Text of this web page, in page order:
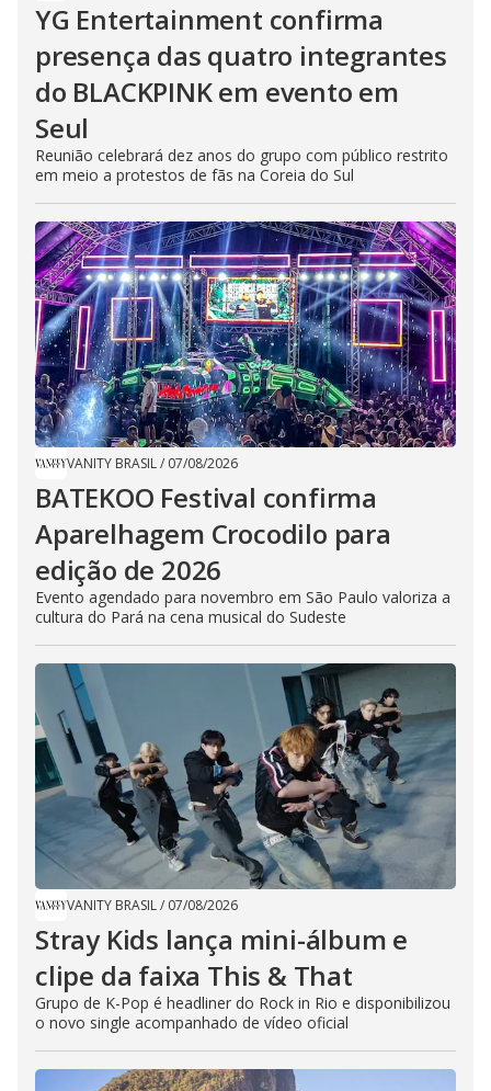
YG Entertainment confirma
presença das quatro integrantes
do BLACKPINK em evento em
Seul
Reunião celebrará dez anos do grupo com público restrito
em meio a protestos de fãs na Coreia do Sul
VANITY BRASIL/ 07/08/2026
BATEKOO Festival confirma
Aparelhagem Crocodilo para
edição de 2026
Evento agendado para novembro em São Paulo valoriza a
cultura do Pará na cena musical do Sudeste
VANITY BRASIL/ 07/08/2026
Stray Kids lança mini-álbum e
clipe da faixa This & That
Grupo de K-Pop é headliner do Rock in Rio e disponibilizou
o novo single acompanhado de vídeo oficial